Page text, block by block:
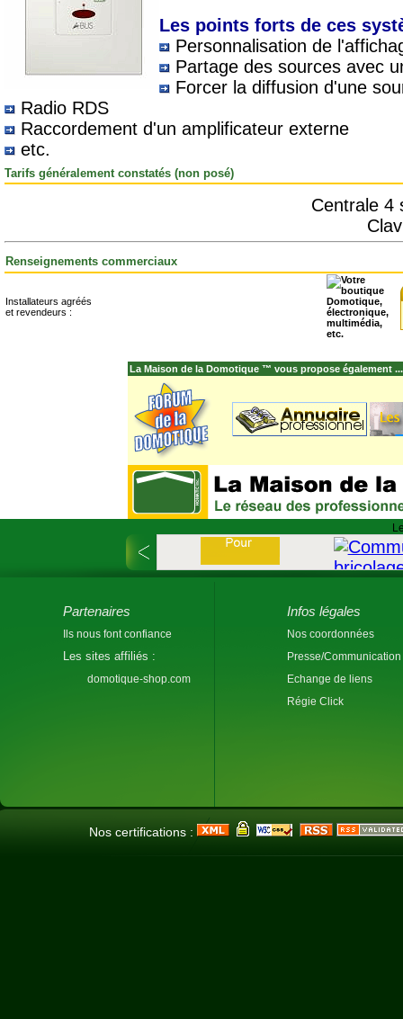
Les points forts de ces
Personnalisation de
Partage des sources avec
Forcer la diffusion d'une
Radio RDS
Raccordement d'un amplificateur externe
etc.
Tarifs généralement constatés (non posé)
Centrale 4
Renseignements commerciaux
Installateurs agréés
et revendeurs :
La Maison de la Domotique ™ vous propose également ...
Partenaires
Ils nous font confiance
Les sites affiliés :
domotique-shop.com
Infos légales
Nos coordonnées
Presse/Communication
Echange de liens
Régie Click
Nos certifications :